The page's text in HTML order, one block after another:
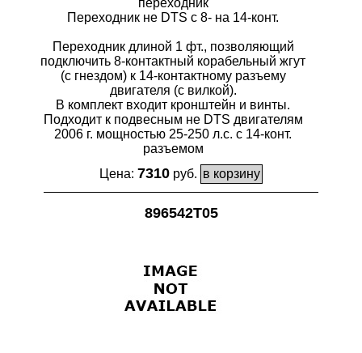
Переходник не DTS с 8- на 14-конт.
Переходник длиной 1 фт., позволяющий
подключить 8-контактный корабельный жгут
(с гнездом) к 14-контактному разъему
двигателя (с вилкой).
В комплект входит кронштейн и винты.
Подходит к подвесным не DTS двигателям
2006 г. мощностью 25-250 л.с. с 14-конт.
разъемом
Цена: 7310 руб.
896542T05